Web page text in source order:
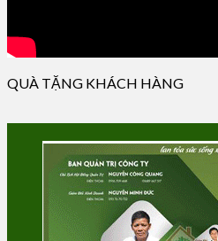
QUÀ TẶNG KHÁCH HÀNG